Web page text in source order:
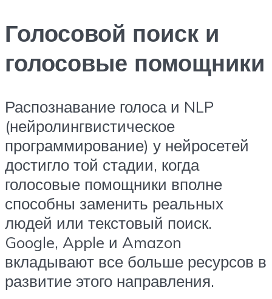
Голосовой поиск и
голосовые помощники
Распознавание голоса и NLP
(нейролингвистическое
программирование) у нейросетей
достигло той стадии, когда
голосовые помощники вполне
способны заменить реальных
людей или текстовый поиск.
Google, Apple и Amazon
вкладывают все больше ресурсов в
развитие этого направления.